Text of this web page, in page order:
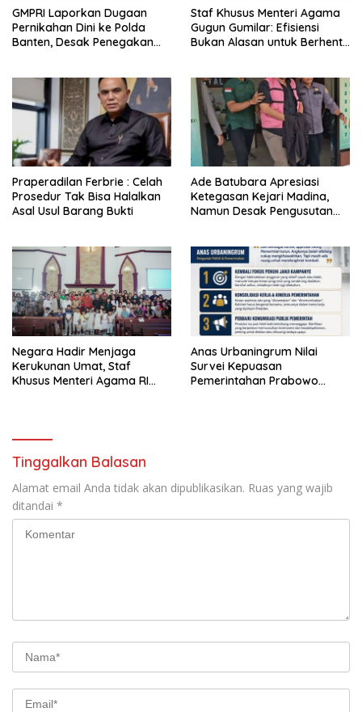
GMPRI Laporkan Dugaan
Pernikahan Dini ke Polda
Banten, Desak Penegakan
Staf Khusus Menteri Agama
Gugun Gumilar: Efisiensi
Bukan Alasan untuk Berhenti
Praperadilan Ferbrie : Celah
Prosedur Tak Bisa Halalkan
Asal Usul Barang Bukti
Ade Batubara Apresiasi
Ketegasan Kejari Madina,
Namun Desak Pengusutan
Terlibat Kasus Smart Village
Negara Hadir Menjaga
Kerukunan Umat, Staf
Khusus Menteri Agama RI
Anas Urbaningrum Nilai
Survei Kepuasan
Pemerintahan Prabowo
Tinggalkan Balasan
Alamat email Anda tidak akan dipublikasikan. Ruas yang wajib
ditandai *